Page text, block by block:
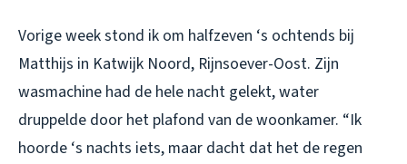
Vorige week stond ik om halfzeven ‘s ochtends bij
Matthijs in Katwijk Noord, Rijnsoever-Oost. Zijn
wasmachine had de hele nacht gelekt, water
druppelde door het plafond van de woonkamer. “Ik
hoorde ‘s nachts iets, maar dacht dat het de regen